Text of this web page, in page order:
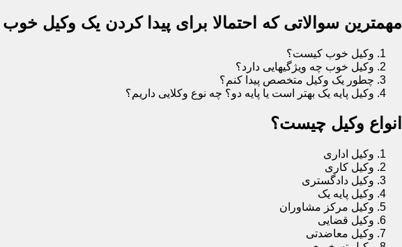
مهمترین سوالاتی که احتمالا برای پیدا کردن یک وکیل
وکیل خوب کیست؟
وکیل خوب چه ویژگیهایی دارد؟
چطور یک وکیل متخصص پیدا کنم؟
وکیل پایه یک بهتر است یا پایه دو؟ چه نوع وکلایی داریم؟
انواع وکیل چیست؟
وکیل اداری
وکیل کاری
وکیل دادگستری
وکیل پایه یک
وکیل مرکز مشاوران
وکیل قضایی
وکیل معاضدتی